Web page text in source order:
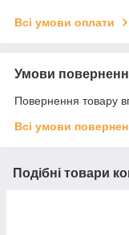
Всі умови оплати
Умови
Повернення товару
Всі умови
Подібні товари